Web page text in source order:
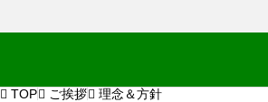
 TOP ご挨拶 理念＆方針